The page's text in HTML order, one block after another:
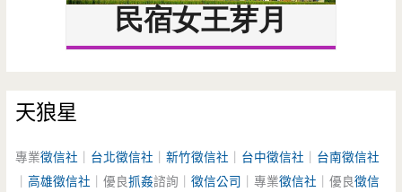
天狼星
專業徵信社 台北徵信社 ｜新竹徵信社 台中徵信社
台南徵信社
｜高雄徵信社 ｜優良抓姦諮詢｜徵信公司 ｜專業徵信社 ｜優良徵信